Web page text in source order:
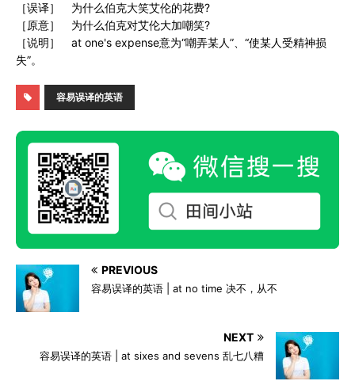
［误译］ 为什么伯克大笑艾伦的花费?
［原意］ 为什么伯克对艾伦大加嘲笑?
［说明］ at one's expense意为“嘲弄某人”、“使某人受精神损
失”。
容易误译的英语
PREVIOUS
容易误译的英语 | at no time 决不，从不
NEXT
容易误译的英语 | at sixes and sevens 乱七八糟